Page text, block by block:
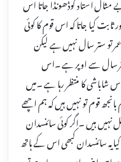
کیا جاتا کہ اس قوم کا کوئی
تو ستر سال نہیں ہے لیکن
سال سے اوپر ہے ۔اس
کا منتظر رہا ہے ۔میں
قوم تو نہیں ہیں کہ ہم اچھے
ہیں ۔اگر کوئی سائنسدان
کیایہ سائنسدان کبھی اس کے ہاتھ